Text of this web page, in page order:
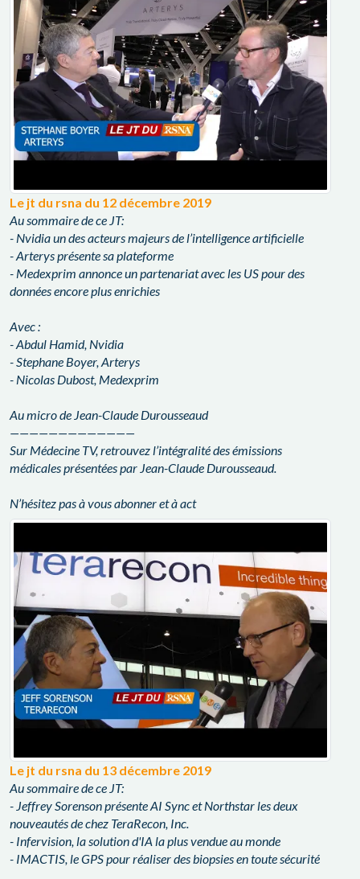
Le jt du rsna du 12 décembre 2019
Au sommaire de ce JT:
- Nvidia un des acteurs majeurs de l’intelligence artificielle
- Arterys présente sa plateforme
- Medexprim annonce un partenariat avec les US pour des
données encore plus enrichies
Avec :
- Abdul Hamid, Nvidia
- Stephane Boyer, Arterys
- Nicolas Dubost, Medexprim
Au micro de Jean-Claude Durousseaud
—————————————
Sur Médecine TV, retrouvez l’intégralité des émissions
médicales présentées par Jean-Claude Durousseaud.
N’hésitez pas à vous abonner et à act
Le jt du rsna du 13 décembre 2019
Au sommaire de ce JT:
- Jeffrey Sorenson présente AI Sync et Northstar les deux
nouveautés de chez TeraRecon, Inc.
- Infervision, la solution d'IA la plus vendue au monde
- IMACTIS, le GPS pour réaliser des biopsies en toute sécurité